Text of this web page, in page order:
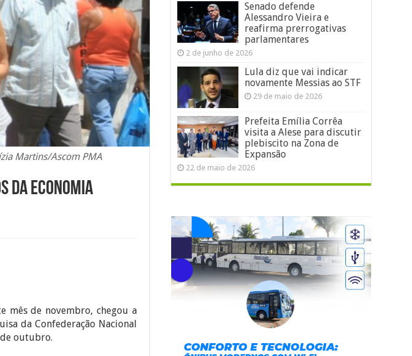
Martins/Ascom PMA
da economia
mês de novembro, chegou a
da Confederação Nacional
outubro.
Senado defende
Alessandro Vieira e
reafirma prerrogativas
parlamentares
2 de junho de 2026
Lula diz que vai indicar
novamente Messias ao STF
29 de maio de 2026
Prefeita Emília Corrêa
visita a Alese para discutir
plebiscito na Zona de
Expansão
22 de maio de 2026